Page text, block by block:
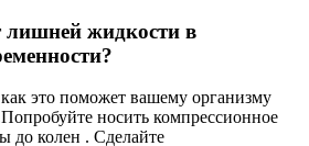
лишней жидкости в
это поможет вашему организму
носить компрессионное
до колен . Сделайте